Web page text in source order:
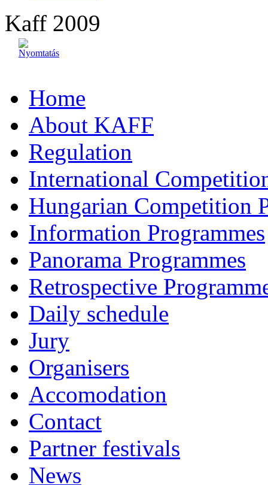
Kaff 2009
Home
About KAFF
Regulation
International
Hungarian Competition
Information Programmes
Panorama Programmes
Retrospective
Daily schedule
Jury
Organisers
Accomodation
Contact
Partner festivals
News